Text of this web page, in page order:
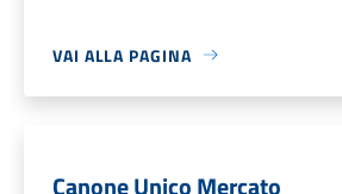
VAI ALLA PAGINA
Canone Unico Mercato